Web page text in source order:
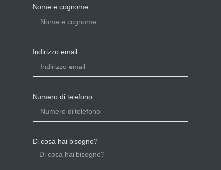
Nome e cognome
Indirizzo email
Numero di telefono
Di cosa hai bisogno?